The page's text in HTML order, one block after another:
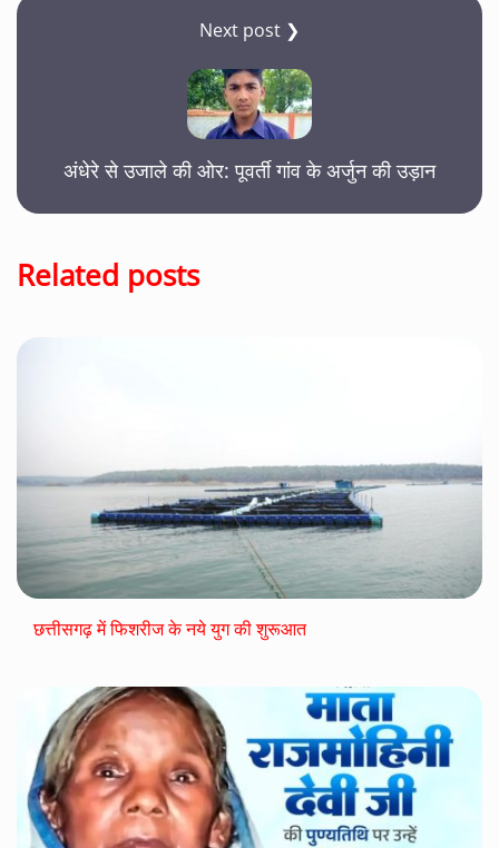
Next post ❯
अंधेरे से उजाले की ओर: पूवर्ती गांव के अर्जुन की उड़ान
Related posts
छत्तीसगढ़ में फिशरीज के नये युग की शुरूआत